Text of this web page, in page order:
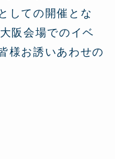
しての開催とな
阪会場でのイベ
様お誘いあわせの